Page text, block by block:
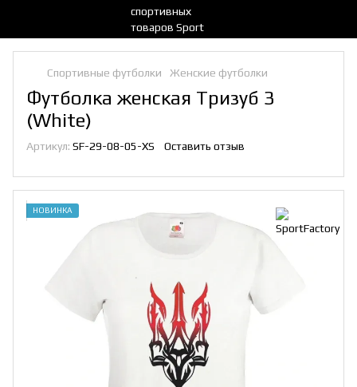
Спортивные футболки Женские футболки
Футболка женская Тризуб 3
(White)
Артикул: SF-29-08-05-XS Оставить отзыв
НОВИНКА